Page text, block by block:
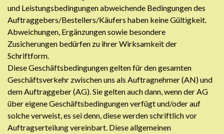
und Leistungsbedingungen abweichende Bedingungen des
Auftraggebers/Bestellers/Käufers haben keine Gültigkeit.
Abweichungen, Ergänzungen sowie besondere
Zusicherungen bedürfen zu ihrer Wirksamkeit der
Schriftform.
Diese Geschäftsbedingungen gelten für den gesamten
Geschäftsverkehr zwischen uns als Auftragnehmer (AN) und
dem Auftraggeber (AG). Sie gelten auch dann, wenn der AG
über eigene Geschäftsbedingungen verfügt und/oder auf
solche verweist, es sei denn, diese werden schriftlich vor
Auftragserteilung vereinbart. Diese allgemeinen